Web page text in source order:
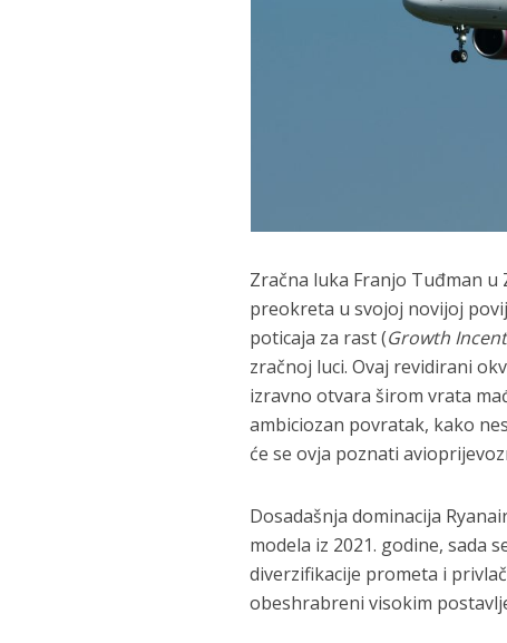
Zračna luka Franjo Tuđman
preokreta u svojoj novijoj
poticaja za rast (Growth
zračnoj luci. Ovaj revidirani
izravno otvara širom vrata
ambiciozan povratak, kako
će se ovja poznati
Dosadašnja dominacija
modela iz 2021. godine, sada
diverzifikacije prometa i
obeshrabreni visokim